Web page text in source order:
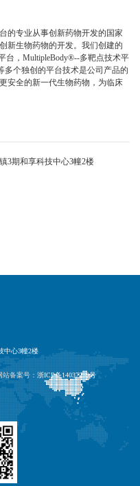
的专业从事创新药物开发的国家
新生物药物的开发。我们创建的
台，MultipleBody®--多靶点技术平
多个独创的平台技术是公司产品的
安全的新一代生物药物，为临床
3期和享科技中心3幢2楼
中心3幢2楼
备案号： 浙ICP备14037239号